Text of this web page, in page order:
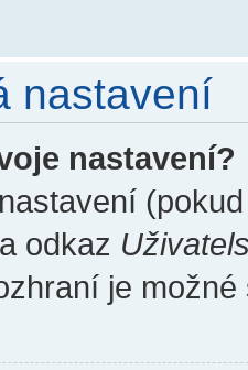
nastavení
nastavení?
odkaz
je